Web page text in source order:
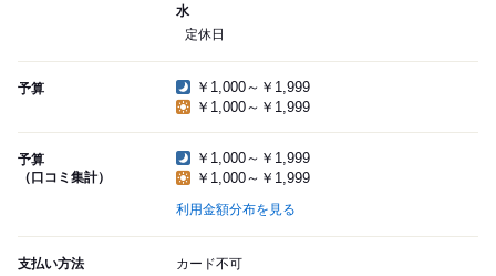
水
定休日
予算
￥1,000～￥1,999
￥1,000～￥1,999
予算
（口コミ集計）
￥1,000～￥1,999
￥1,000～￥1,999
利用金額分布を見る
支払い方法 カード不可